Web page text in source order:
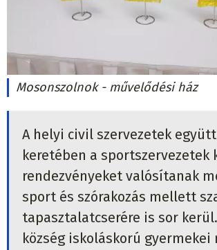
Mosonszolnok - művelődési ház
A helyi civil szervezetek
keretében a sportszervezetek
rendezvényeket valósítanak
sport és szórakozás mellett
tapasztalatcserére is sor
község iskoláskorú gyermekei